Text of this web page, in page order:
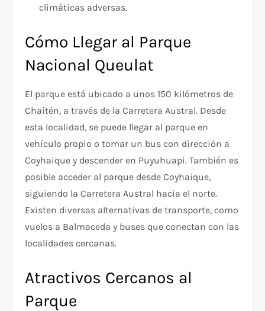
climáticas adversas.
Cómo Llegar al Parque
Nacional Queulat
El parque está ubicado a unos 150 kilómetros de
Chaitén, a través de la Carretera Austral. Desde
esta localidad, se puede llegar al parque en
vehículo propio o tomar un bus con dirección a
Coyhaique y descender en Puyuhuapi. También es
posible acceder al parque desde Coyhaique,
siguiendo la Carretera Austral hacia el norte.
Existen diversas alternativas de transporte, como
vuelos a Balmaceda y buses que conectan con las
localidades cercanas.
Atractivos Cercanos al
Parque